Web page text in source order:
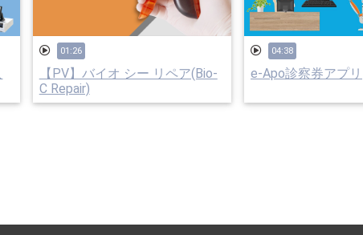
01:26
【PV】バイオ シー リペア(Bio-
C Repair)
04:38
e-Apo診察券アプリ